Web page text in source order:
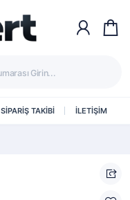
SİPARİŞ TAKİBİ İLETİŞİM